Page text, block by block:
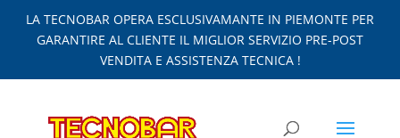
LA TECNOBAR OPERA ESCLUSIVAMANTE IN PIEMONTE PER
GARANTIRE AL CLIENTE IL MIGLIOR SERVIZIO PRE-POST
VENDITA E ASSISTENZA TECNICA !